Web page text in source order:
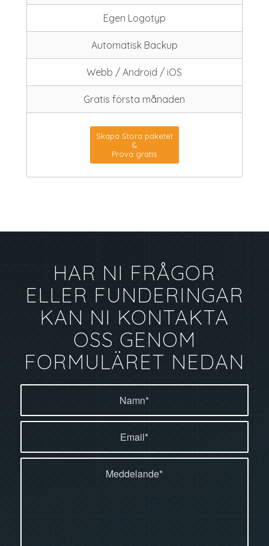
Egen Logotyp
Automatisk Backup
Webb / Android / iOS
Gratis första månaden
Skapa Stora paketet
&
Prova gratis
HAR NI FRÅGOR
ELLER FUNDERINGAR
KAN NI KONTAKTA
OSS GENOM
FORMULÄRET NEDAN